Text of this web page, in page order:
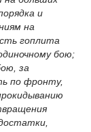
и
на
гоплита
бою;
за
по фронту,